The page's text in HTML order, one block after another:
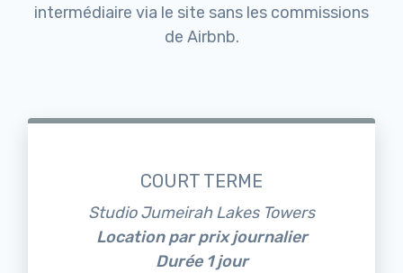
intermédiaire via le site sans les commissions
de Airbnb.
COURT TERME
Studio Jumeirah Lakes Towers
Location par prix journalier
Durée 1 jour